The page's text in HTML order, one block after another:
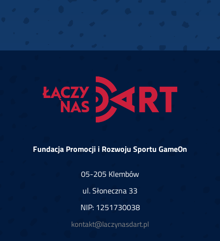
Fundacja Promocji i Rozwoju Sportu GameOn
05-205 Klembów
ul. Słoneczna 33
NIP: 1251730038
kontakt@laczynasdart.pl